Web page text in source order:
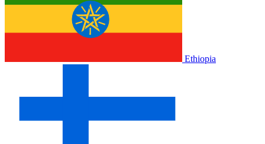
Ethiopia